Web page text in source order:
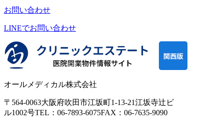
お問い合わせ
LINEでお問い合わせ
オールメディカル株式会社
〒564-0063大阪府吹田市江坂町1-13-21江坂寺辻ビ
ル1002号TEL：06-7893-6075FAX：06-7635-9090